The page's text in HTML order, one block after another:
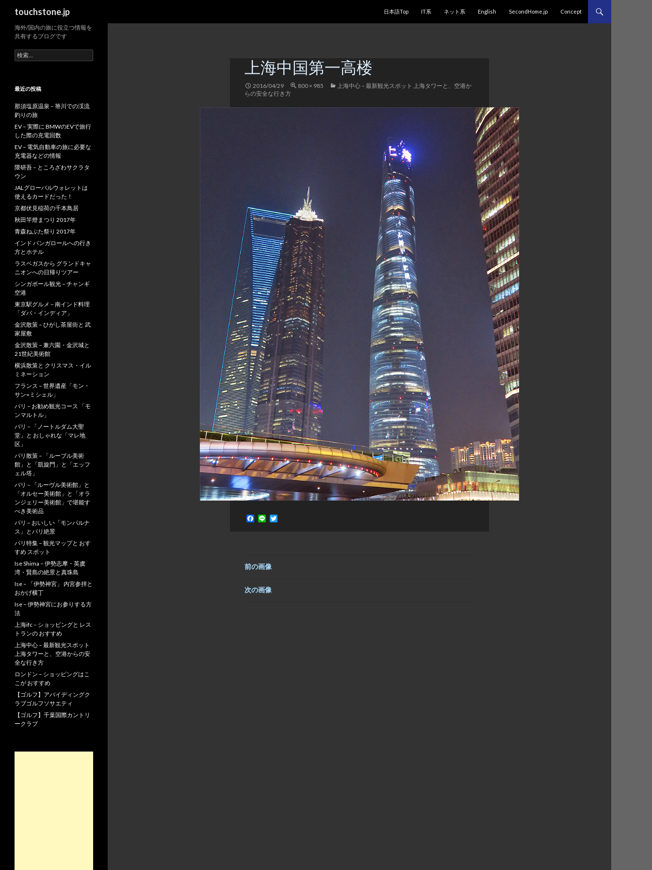
touchstone.jp
日本語Top
IT系 ネット系 English SecondHome.jp Concept
上海中国第一高楼
2016/04/29 800 × 985
上海中心 – 最新観光スポット 上海タワーと、空港か
らの安全な行き方
F
o
k
前の画像
次の画像
海外/国内の旅に役立つ情報を
共有するブログです
検
索:
最近の投稿
那須塩原温泉 – 箒川での渓流
釣りの旅
EV – 実際に BMWのEVで旅行
した際の充電回数
EV – 電気自動車の旅に必要な
充電器などの情報
隈研吾 – ところざわサクラタ
ウン
JALグローバルウォレットは
使えるカードだった！
京都伏見稲荷の千本鳥居
秋田竿燈まつり 2017年
青森ねぶた祭り 2017年
インド バンガロールへの行き
方とホテル
ラスベガスから グランドキャ
ニオンへの日帰りツアー
シンガポール観光 – チャンギ
空港
東京駅グルメ – 南インド料理
「ダバ・インディア」
金沢散策 – ひがし茶屋街と 武
家屋敷
金沢散策 – 兼六園・金沢城と
21世紀美術館
横浜散策と クリスマス・イル
ミネーション
フランス – 世界遺産「モン・
サン=ミシェル」
パリ – お勧め観光コース 「モ
ンマルトル」
パリ – 「ノートルダム大聖
堂」と おしゃれな「マレ地
区」
パリ散策 – 「ルーブル美術
館」と「凱旋門」と「エッフ
ェル塔」
パリ – 「ルーヴル美術館」と
「オルセー美術館」と「オラ
ンジェリー美術館」で堪能す
べき美術品
パリ – おいしい「モンパルナ
ス」とパリ絶景
パリ特集 – 観光マップと おす
すめ スポット
Ise Shima – 伊勢志摩・英虞
湾・賢島の絶景と真珠島
Ise – 「伊勢神宮」 内宮参拝と
おかげ横丁
Ise – 伊勢神宮にお参りする方
法
上海ifc – ショッピングと レス
トランの おすすめ
上海中心 – 最新観光スポット
上海タワーと、空港からの安
全な行き方
ロンドン – ショッピングはこ
こが おすすめ
【ゴルフ】アバイディングク
ラブゴルフソサエティ
【ゴルフ】千葉国際カントリ
ークラブ